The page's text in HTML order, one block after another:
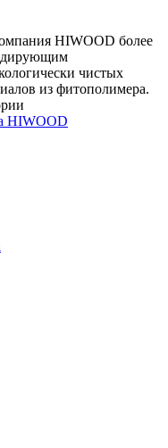
HIWOOD более
чистых
из фитополимера.
HIWOOD